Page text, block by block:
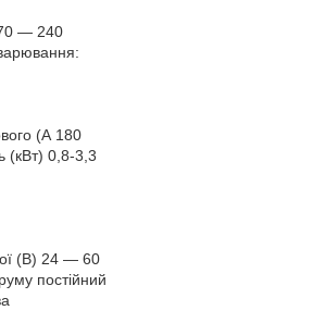
— 240
(А 180
(кВт) 0,8-3,3
(В) 24 — 60
постійний